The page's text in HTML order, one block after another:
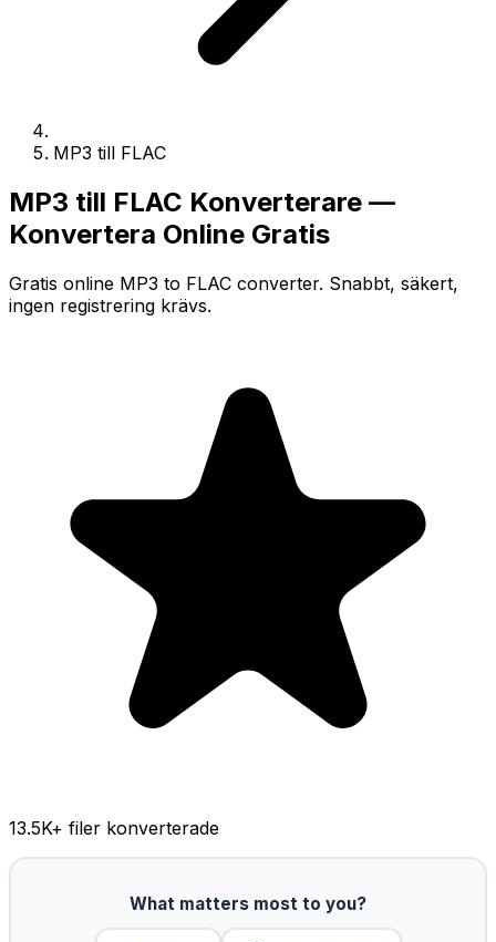
MP3 till FLAC
MP3 till FLAC Konverterare —
Konvertera Online Gratis
Gratis online MP3 to FLAC converter. Snabbt, säkert,
ingen registrering krävs.
13.5K+ filer konverterade
What matters most to you?